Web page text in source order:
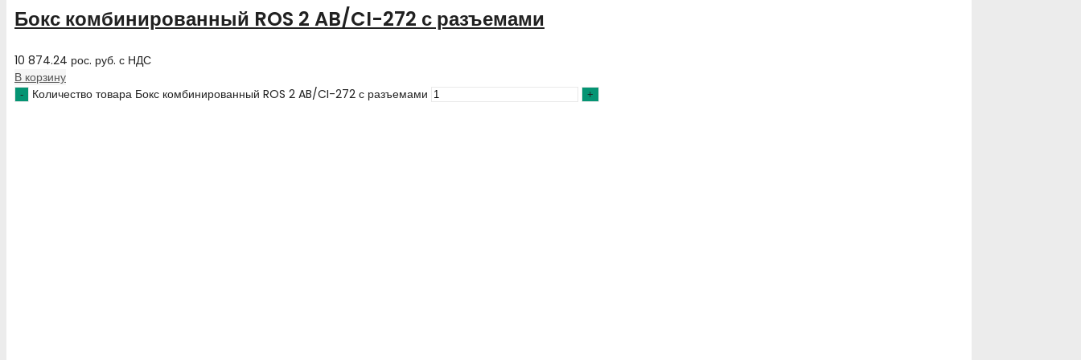
Бокс комбинированный ROS 2 AB/CI-272 с разъемами
10 874.24 рос. руб. с НДС
В корзину
Количество товара Бокс комбинированный ROS 2 AB/CI-272 с разъемами